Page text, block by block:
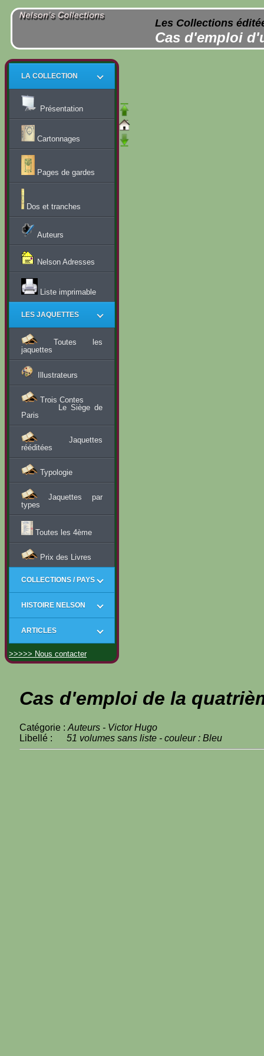
Les Collections
Cas d'emploi
LA COLLECTION
Présentation
Cartonnages
Pages de gardes
Dos et tranches
Auteurs
Nelson Adresses
Liste imprimable
LES JAQUETTES
Toutes les
jaquettes
Illustrateurs
Trois Contes
Le Siège de
Paris
Jaquettes
rééditées
Typologie
Jaquettes par
types
Toutes les 4ème
Prix des Livres
COLLECTIONS / PAYS
HISTOIRE NELSON
ARTICLES
>>>>> Nous contacter
Cas d'emploi de la
Catégorie : Auteurs - Victor Hugo
Libellé : 51 volumes sans liste - couleur : Bleu